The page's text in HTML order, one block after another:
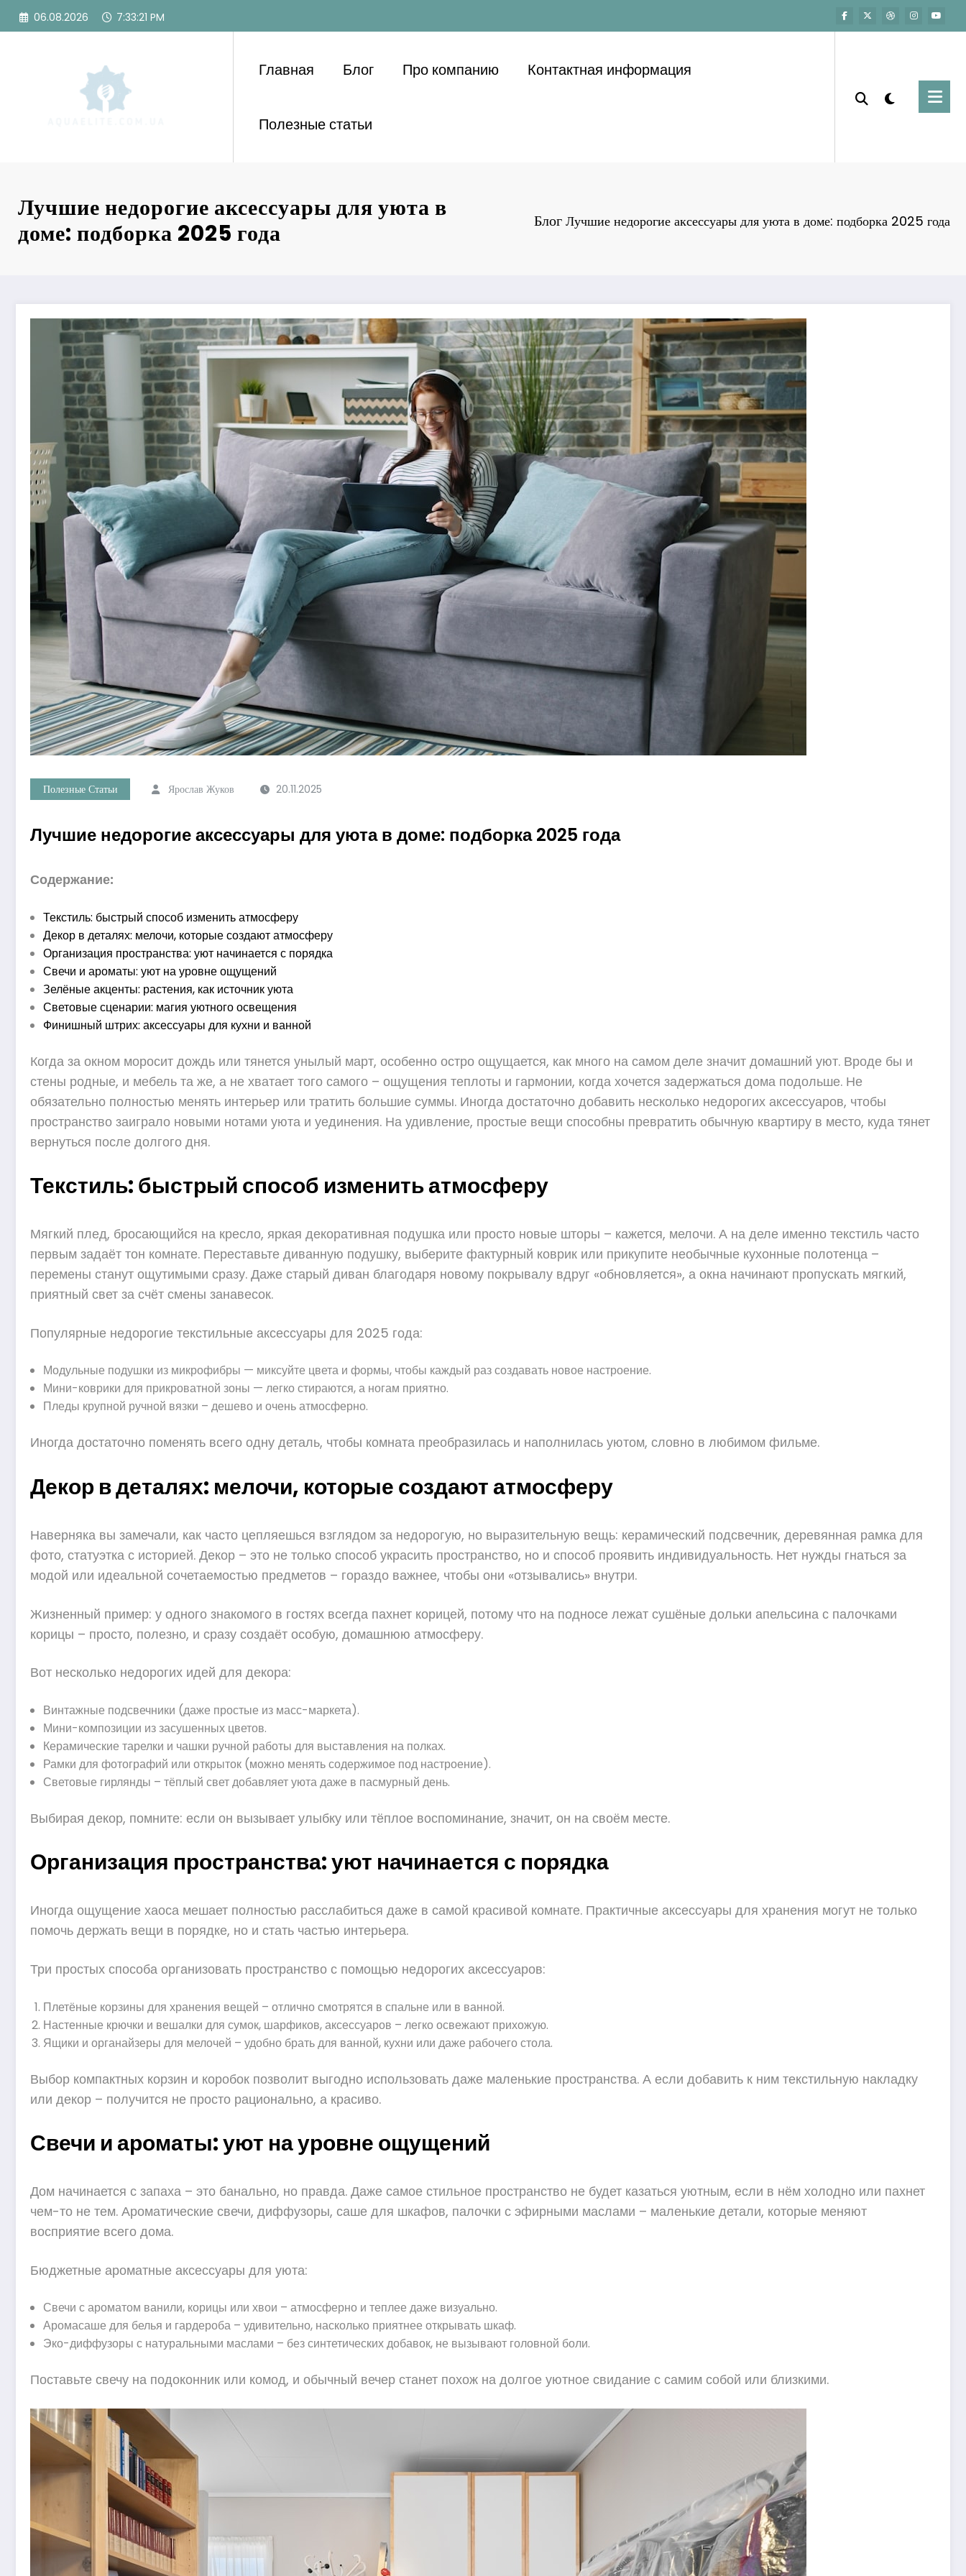
Перейти
06.08.2026 7:33:23 PM
Главная Блог Про компанию Контактная информация
Полезные статьи
Лучшие недорогие аксессуары для уюта в
доме: подборка 2025 года
Блог Лучшие недорогие аксессуары для уюта в доме: подборка 2025 года
Полезные Статьи Ярослав Жуков 20.11.2025
Лучшие недорогие аксессуары для уюта в доме: подборка 2025 года
Содержание:
Текстиль: быстрый способ изменить атмосферу
Декор в деталях: мелочи, которые создают атмосферу
Организация пространства: уют начинается с порядка
Свечи и ароматы: уют на уровне ощущений
Зелёные акценты: растения, как источник уюта
Световые сценарии: магия уютного освещения
Финишный штрих: аксессуары для кухни и ванной
Когда за окном моросит дождь или тянется унылый март, особенно остро ощущается, как много на самом деле значит домашний уют. Вроде бы и
стены родные, и мебель та же, а не хватает того самого – ощущения теплоты и гармонии, когда хочется задержаться дома подольше. Не
обязательно полностью менять интерьер или тратить большие суммы. Иногда достаточно добавить несколько недорогих аксессуаров, чтобы
пространство заиграло новыми нотами уюта и уединения. На удивление, простые вещи способны превратить обычную квартиру в место, куда тянет
вернуться после долгого дня.
Текстиль: быстрый способ изменить атмосферу
Мягкий плед, бросающийся на кресло, яркая декоративная подушка или просто новые шторы – кажется, мелочи. А на деле именно текстиль часто
первым задаёт тон комнате. Переставьте диванную подушку, выберите фактурный коврик или прикупите необычные кухонные полотенца –
перемены станут ощутимыми сразу. Даже старый диван благодаря новому покрывалу вдруг «обновляется», а окна начинают пропускать мягкий,
приятный свет за счёт смены занавесок.
Популярные недорогие текстильные аксессуары для 2025 года:
Модульные подушки из микрофибры — миксуйте цвета и формы, чтобы каждый раз создавать новое настроение.
Мини-коврики для прикроватной зоны — легко стираются, а ногам приятно.
Пледы крупной ручной вязки – дешево и очень атмосферно.
Иногда достаточно поменять всего одну деталь, чтобы комната преобразилась и наполнилась уютом, словно в любимом фильме.
Декор в деталях: мелочи, которые создают атмосферу
Наверняка вы замечали, как часто цепляешься взглядом за недорогую, но выразительную вещь: керамический подсвечник, деревянная рамка для
фото, статуэтка с историей. Декор – это не только способ украсить пространство, но и способ проявить индивидуальность. Нет нужды гнаться за
модой или идеальной сочетаемостью предметов – гораздо важнее, чтобы они «отзывались» внутри.
Жизненный пример: у одного знакомого в гостях всегда пахнет корицей, потому что на подносе лежат сушёные дольки апельсина с палочками
корицы – просто, полезно, и сразу создаёт особую, домашнюю атмосферу.
Вот несколько недорогих идей для декора:
Винтажные подсвечники (даже простые из масс-маркета).
Мини-композиции из засушенных цветов.
Керамические тарелки и чашки ручной работы для выставления на полках.
Рамки для фотографий или открыток (можно менять содержимое под настроение).
Световые гирлянды – тёплый свет добавляет уюта даже в пасмурный день.
Выбирая декор, помните: если он вызывает улыбку или тёплое воспоминание, значит, он на своём месте.
Организация пространства: уют начинается с порядка
Иногда ощущение хаоса мешает полностью расслабиться даже в самой красивой комнате. Практичные аксессуары для хранения могут не только
помочь держать вещи в порядке, но и стать частью интерьера.
Три простых способа организовать пространство с помощью недорогих аксессуаров:
Плетёные корзины для хранения вещей – отлично смотрятся в спальне или в ванной.
Настенные крючки и вешалки для сумок, шарфиков, аксессуаров – легко освежают прихожую.
Ящики и органайзеры для мелочей – удобно брать для ванной, кухни или даже рабочего стола.
Выбор компактных корзин и коробок позволит выгодно использовать даже маленькие пространства. А если добавить к ним текстильную накладку
или декор – получится не просто рационально, а красиво.
Свечи и ароматы: уют на уровне ощущений
Дом начинается с запаха – это банально, но правда. Даже самое стильное пространство не будет казаться уютным, если в нём холодно или пахнет
чем-то не тем. Ароматические свечи, диффузоры, саше для шкафов, палочки с эфирными маслами – маленькие детали, которые меняют
восприятие всего дома.
Бюджетные ароматные аксессуары для уюта:
Свечи с ароматом ванили, корицы или хвои – атмосферно и теплее даже визуально.
Аромасаше для белья и гардероба – удивительно, насколько приятнее открывать шкаф.
Эко-диффузоры с натуральными маслами – без синтетических добавок, не вызывают головной боли.
Поставьте свечу на подоконник или комод, и обычный вечер станет похож на долгое уютное свидание с самим собой или близкими.